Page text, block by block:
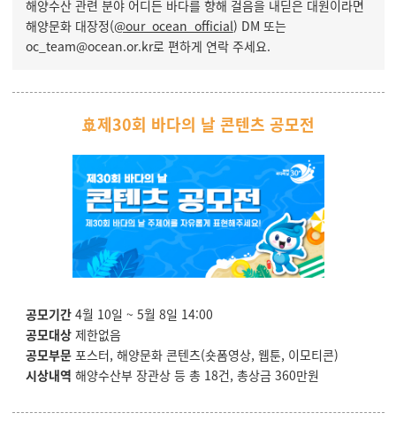
해양수산 관련 분야 어디든 바다를 향해 걸음을 내딛은 대원이라면
해양문화 대장정(@our_ocean_official) DM 또는
oc_team@ocean.or.kr로 편하게 연락 주세요.
🚢제30회 바다의 날 콘텐츠 공모전
공모기간4월 10일 ~ 5월 8일 14:00
공모대상제한없음
공모부문 포스터, 해양문화 콘텐츠(숏폼영상, 웹툰, 이모티콘)
시상내역 해양수산부 장관상 등 총 18건, 총상금 360만원